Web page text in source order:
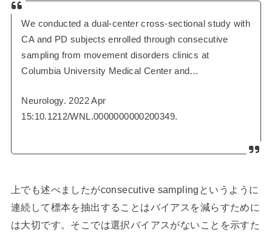
We conducted a dual-center cross-sectional study with
CA and PD subjects enrolled through consecutive
sampling from movement disorders clinics at
Columbia University Medical Center and…
Neurology. 2022 Apr
15:10.1212/WNL.0000000000200349.
上でも述べましたがconsecutive samplingというように
連続して標本を抽出することはバイアスを減らすために
は大切です。そこでは選択バイアスがないことを示すた